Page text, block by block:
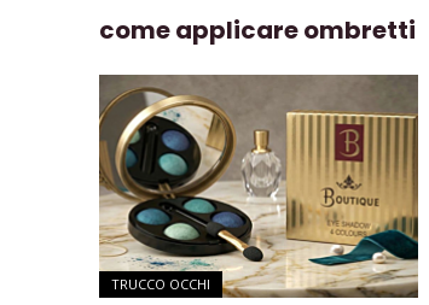
come applicare ombretti
TRUCCO OCCHI